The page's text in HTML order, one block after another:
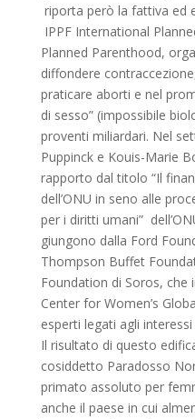
riporta però la fattiva ed
IPPF International
Planned Parenthood,
diffondere
praticare aborti e nel
di sesso” (impossibile
proventi miliardari. Nel
Puppinck e Kouis-Marie
rapporto dal titolo “Il
dell’ONU in seno alle
per i diritti umani”
giungono dalla Ford
Thompson Buffet
Foundation di Soros, che
Center for Women’s
esperti legati agli
Il risultato di questo
cosiddetto Paradosso
primato assoluto per
anche il paese in cui